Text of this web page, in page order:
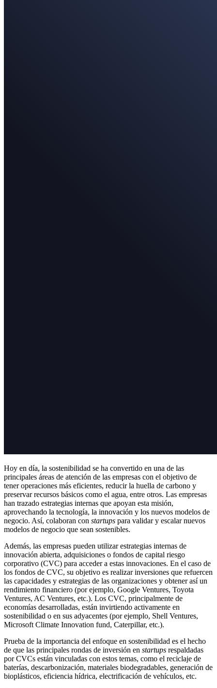
Hoy en día, la sostenibilidad se ha convertido en una de las
principales áreas de atención de las empresas con el objetivo de
tener operaciones más eficientes, reducir la huella de carbono y
preservar recursos básicos como el agua, entre otros. Las empresas
han trazado estrategias internas que apoyan esta misión,
aprovechando la tecnología, la innovación y los nuevos modelos de
negocio. Así, colaboran con startups para validar y escalar nuevos
modelos de negocio que sean sostenibles.
Además, las empresas pueden utilizar estrategias internas de
innovación abierta, adquisiciones o fondos de capital riesgo
corporativo (CVC) para acceder a estas innovaciones. En el caso de
los fondos de CVC, su objetivo es realizar inversiones que refuercen
las capacidades y estrategias de las organizaciones y obtener así un
rendimiento financiero (por ejemplo, Google Ventures, Toyota
Ventures, AC Ventures, etc.). Los CVC, principalmente de
economías desarrolladas, están invirtiendo activamente en
sostenibilidad o en sus adyacentes (por ejemplo, Shell Ventures,
Microsoft Climate Innovation fund, Caterpillar, etc.).
Prueba de la importancia del enfoque en sostenibilidad es el hecho
de que las principales rondas de inversión en startups respaldadas
por CVCs están vinculadas con estos temas, como el reciclaje de
baterías, descarbonización, materiales biodegradables, generación de
bioplásticos, eficiencia hídrica, electrificación de vehículos, etc.